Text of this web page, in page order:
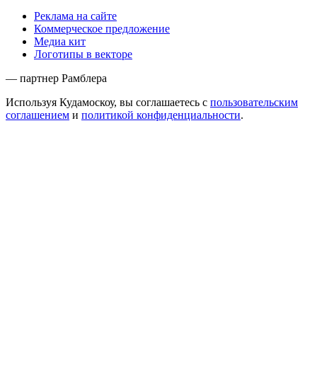
Реклама на сайте
Коммерческое предложение
Медиа кит
Логотипы в векторе
— партнер Рамблера
Используя Кудамоскоу, вы соглашаетесь с пользовательским
соглашением и политикой конфиденциальности.